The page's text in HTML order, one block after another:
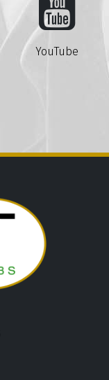
YouTube